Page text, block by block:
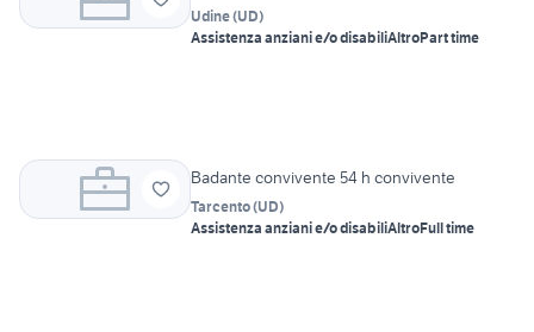
Udine(UD)
Assistenza anziani e/o disabiliAltroPart time
Badante convivente 54 h convivente
Tarcento(UD)
Assistenza anziani e/o disabiliAltroFull time